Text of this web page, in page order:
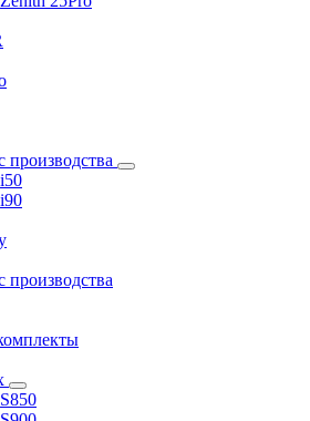
производства
i50
i90
производства
S850